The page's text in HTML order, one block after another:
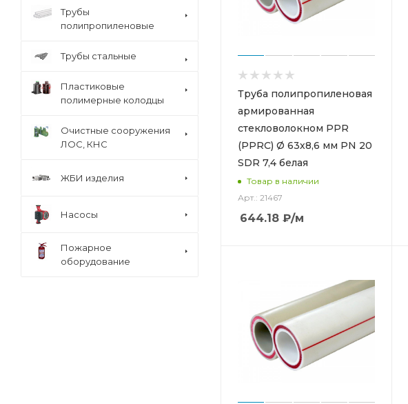
Труба полипропиленовая
армированная
стекловолокном PPR
(PPRC) Ø 63х8,6 мм PN 20
SDR 7,4 белая
Товар в наличии
Арт.: 21467
644.18 ₽/м
Трубы
полипропиленовые
Трубы стальные
Пластиковые
полимерные колодцы
Очистные сооружения
ЛОС, КНС
ЖБИ изделия
Насосы
Пожарное
оборудование